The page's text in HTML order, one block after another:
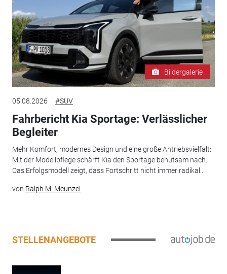
Bildergalerie
05.08.2026 #SUV
Fahrbericht Kia Sportage: Verlässlicher
Begleiter
Mehr Komfort, modernes Design und eine große Antriebsvielfalt:
Mit der Modellpflege schärft Kia den Sportage behutsam nach.
Das Erfolgsmodell zeigt, dass Fortschritt nicht immer radikal...
von Ralph M. Meunzel
STELLENANGEBOTE